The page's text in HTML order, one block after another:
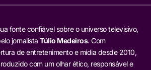
fonte confiável sobre o universo televisivo,
jornalista Túlio Medeiros. Com
de entretenimento e mídia desde 2010,
com um olhar ético, responsável e